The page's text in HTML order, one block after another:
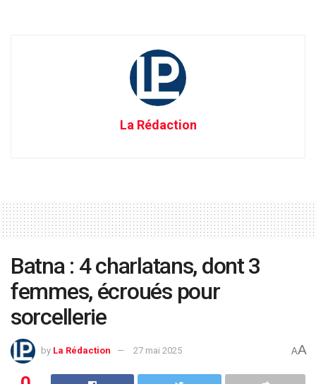
La Rédaction
Batna : 4 charlatans, dont 3
femmes, écroués pour
sorcellerie
by La Rédaction 27 mai 2025 AA